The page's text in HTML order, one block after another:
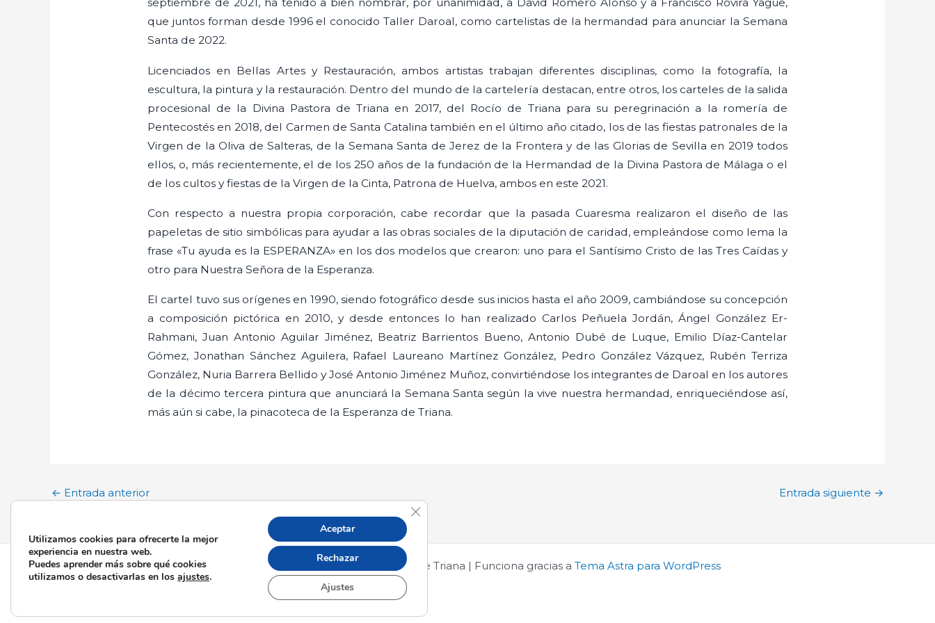
septiembre de 2021, ha tenido a bien nombrar, por unanimidad, a David Romero Alonso y a Francisco Rovira Yagüe,
que juntos forman desde 1996 el conocido Taller Daroal, como cartelistas de la hermandad para anunciar la Semana
Santa de 2022.
Licenciados en Bellas Artes y Restauración, ambos artistas trabajan diferentes disciplinas, como la fotografía, la
escultura, la pintura y la restauración. Dentro del mundo de la cartelería destacan, entre otros, los carteles de la salida
procesional de la Divina Pastora de Triana en 2017, del Rocío de Triana para su peregrinación a la romería de
Pentecostés en 2018, del Carmen de Santa Catalina también en el último año citado, los de las fiestas patronales de la
Virgen de la Oliva de Salteras, de la Semana Santa de Jerez de la Frontera y de las Glorias de Sevilla en 2019 todos
ellos, o, más recientemente, el de los 250 años de la fundación de la Hermandad de la Divina Pastora de Málaga o el
de los cultos y fiestas de la Virgen de la Cinta, Patrona de Huelva, ambos en este 2021.
Con respecto a nuestra propia corporación, cabe recordar que la pasada Cuaresma realizaron el diseño de las
papeletas de sitio simbólicas para ayudar a las obras sociales de la diputación de caridad, empleándose como lema la
frase «Tu ayuda es la ESPERANZA» en los dos modelos que crearon: uno para el Santísimo Cristo de las Tres Caídas y
otro para Nuestra Señora de la Esperanza.
El cartel tuvo sus orígenes en 1990, siendo fotográfico desde sus inicios hasta el año 2009, cambiándose su concepción
a composición pictórica en 2010, y desde entonces lo han realizado Carlos Peñuela Jordán, Ángel González Er-
Rahmani, Juan Antonio Aguilar Jiménez, Beatriz Barrientos Bueno, Antonio Dubé de Luque, Emilio Díaz-Cantelar
Gómez, Jonathan Sánchez Aguilera, Rafael Laureano Martínez González, Pedro González Vázquez, Rubén Terriza
González, Nuria Barrera Bellido y José Antonio Jiménez Muñoz, convirtiéndose los integrantes de Daroal en los autores
de la décimo tercera pintura que anunciará la Semana Santa según la vive nuestra hermandad, enriqueciéndose así,
más aún si cabe, la pinacoteca de la Esperanza de Triana.
← Entrada anterior Entrada siguiente →
Todos los derechos © 2026 Esperanza de Triana | Funciona gracias a Tema Astra para WordPress
Utilizamos cookies para ofrecerte la mejor
experiencia en nuestra web.
Puedes aprender más sobre qué cookies
utilizamos o desactivarlas en los ajustes.
Aceptar
Rechazar
Ajustes
Cerrar el banner de cookies RGPD